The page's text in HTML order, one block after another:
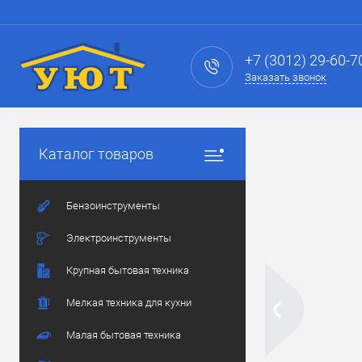
+7 (3012) 29-60-
Заказать звонок
Каталог товаров
Бензоинструменты
Электроинструменты
Крупная бытовая техника
Мелкая техника для кухни
Малая бытовая техника